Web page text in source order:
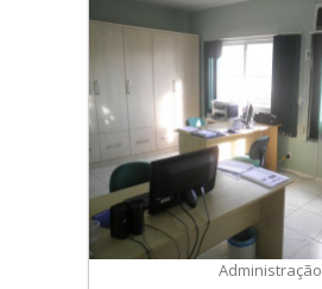
Administração